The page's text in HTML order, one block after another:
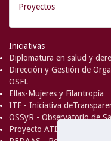
Proyectos
Iniciativas
Diplomatura en salud y
Dirección y Gestión de
OSFL
Ellas-Mujeres y Filantropía
ITF - Iniciativa
OSSyR - Observatorio de
Proyecto ATICA